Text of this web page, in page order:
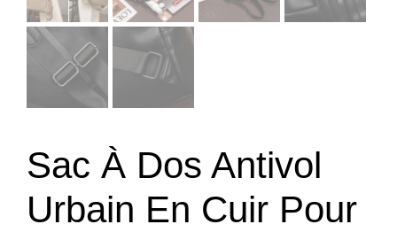
Sac À Dos Antivol
Urbain En Cuir Pour